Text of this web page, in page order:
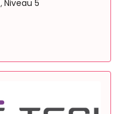
, Niveau 5